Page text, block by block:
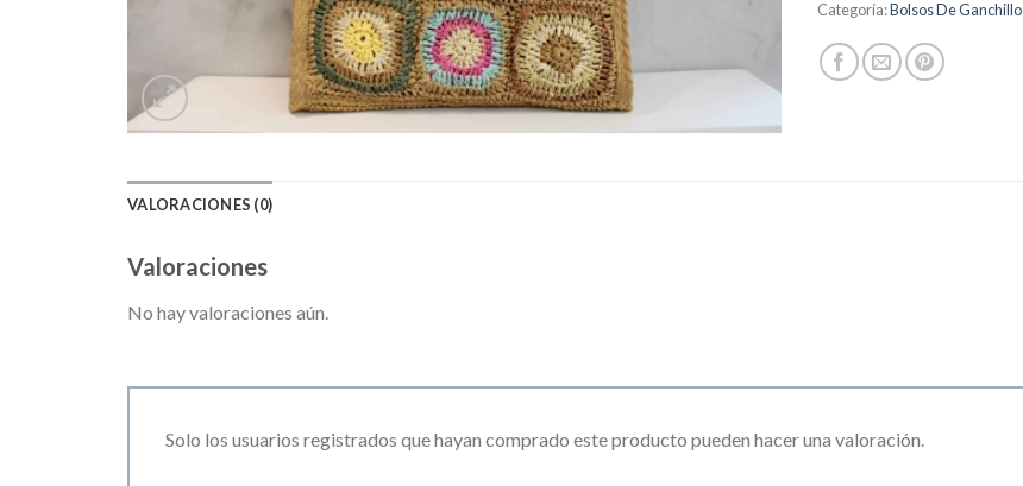
Categoría:Bolsos De Ganchillo
VALORACIONES (0)
Valoraciones
No hay valoraciones aún.
Solo los usuarios registrados que hayan comprado este producto pueden hacer una valoración.